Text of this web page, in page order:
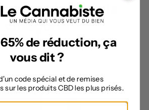
produits de la
catégorie
de réduction, ça
vous dit ?
code spécial et de remises
sur les produits CBD les plus prisés.